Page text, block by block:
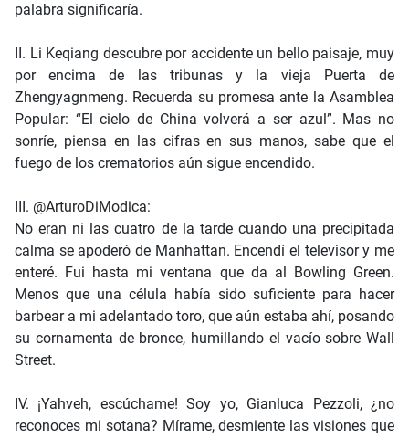
palabra significaría.
II. Li Keqiang descubre por accidente un bello paisaje, muy
por encima de las tribunas y la vieja Puerta de
Zhengyagnmeng. Recuerda su promesa ante la Asamblea
Popular: “El cielo de China volverá a ser azul”. Mas no
sonríe, piensa en las cifras en sus manos, sabe que el
fuego de los crematorios aún sigue encendido.
III. @ArturoDiModica:
No eran ni las cuatro de la tarde cuando una precipitada
calma se apoderó de Manhattan. Encendí el televisor y me
enteré. Fui hasta mi ventana que da al Bowling Green.
Menos que una célula había sido suficiente para hacer
barbear a mi adelantado toro, que aún estaba ahí, posando
su cornamenta de bronce, humillando el vacío sobre Wall
Street.
IV. ¡Yahveh, escúchame! Soy yo, Gianluca Pezzoli, ¿no
reconoces mi sotana? Mírame, desmiente las visiones que